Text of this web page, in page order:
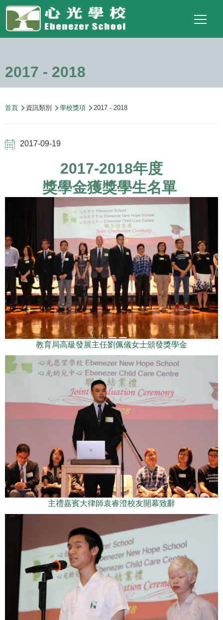
移至主內容
Top
Social
Link
Language
switcher
Main
navigation
2017 - 2018
導
結
首頁 資訊類別 學校獎項 2017 - 2018
2017-09-19
2017-2018年度
獎學金獲獎學生名單
教育局高級發展主任劉佩儀女士頒發獎學金
主禮嘉賓大律師袁睿澄校友開幕致辭